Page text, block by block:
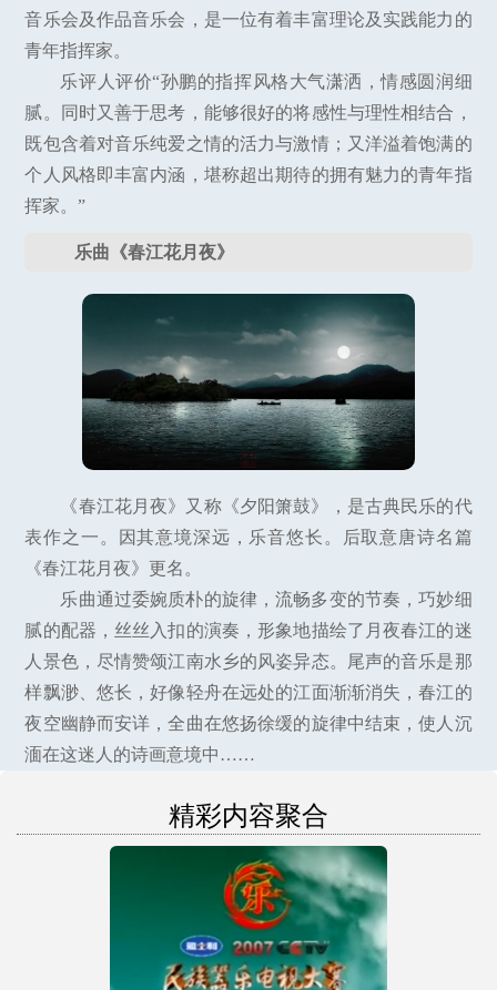
音乐会及作品音乐会，是一位有着丰富理论及实践能力的
青年指挥家。
乐评人评价“孙鹏的指挥风格大气潇洒，情感圆润细
腻。同时又善于思考，能够很好的将感性与理性相结合，
既包含着对音乐纯爱之情的活力与激情；又洋溢着饱满的
个人风格即丰富内涵，堪称超出期待的拥有魅力的青年指
挥家。”
乐曲《春江花月夜》
《春江花月夜》又称《夕阳箫鼓》，是古典民乐的代
表作之一。因其意境深远，乐音悠长。后取意唐诗名篇
《春江花月夜》更名。
乐曲通过委婉质朴的旋律，流畅多变的节奏，巧妙细
腻的配器，丝丝入扣的演奏，形象地描绘了月夜春江的迷
人景色，尽情赞颂江南水乡的风姿异态。尾声的音乐是那
样飘渺、悠长，好像轻舟在远处的江面渐渐消失，春江的
夜空幽静而安详，全曲在悠扬徐缓的旋律中结束，使人沉
湎在这迷人的诗画意境中……
精彩内容聚合